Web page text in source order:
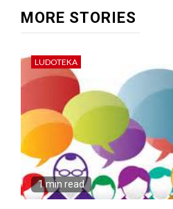
MORE STORIES
LUDOTEKA
1 min read